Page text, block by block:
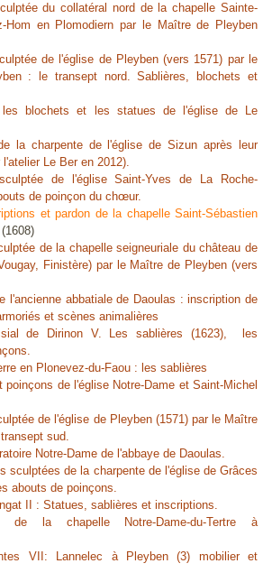
du collatéral nord de la chapelle Sainte-
Hom en Plomodiern par le Maître de Pleyben
de l'église de Pleyben (vers 1571) par le
: le transept nord. Sablières, blochets et
les blochets et les statues de l'église de Le
la charpente de l'église de Sizun après leur
Le Ber en 2012).
de l'église Saint-Yves de La Roche-
de poinçon du chœur.
et pardon de la chapelle Saint-Sébastien
(1608)
de la chapelle seigneuriale du château de
Finistère) par le Maître de Pleyben (vers
l'ancienne abbatiale de Daoulas : inscription de
et scènes animalières
de Dirinon V. Les sablières (1623), les
en Plonevez-du-Faou : les sablières
poinçons de l'église Notre-Dame et Saint-Michel
de l'église de Pleyben (1571) par le Maître
sud.
Notre-Dame de l'abbaye de Daoulas.
sculptées de la charpente de l'église de Grâces
abouts de poinçons.
II : Statues, sablières et inscriptions.
de la chapelle Notre-Dame-du-Tertre à
VII: Lannelec à Pleyben (3) mobilier et